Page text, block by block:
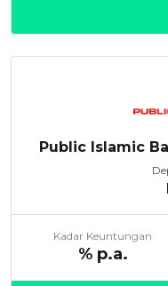
Public Islamic
Kadar Keuntungan
% p.a.